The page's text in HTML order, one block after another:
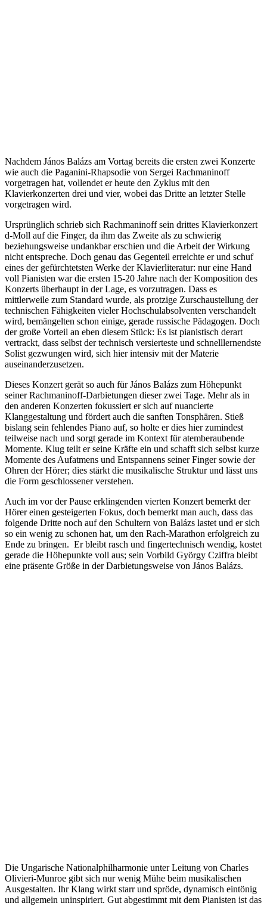
Nachdem János Balázs am Vortag bereits die ersten zwei Konzerte
wie auch die Paganini-Rhapsodie von Sergei Rachmaninoff
vorgetragen hat, vollendet er heute den Zyklus mit den
Klavierkonzerten drei und vier, wobei das Dritte an letzter Stelle
vorgetragen wird.
Ursprünglich schrieb sich Rachmaninoff sein drittes Klavierkonzert
d-Moll auf die Finger, da ihm das Zweite als zu schwierig
beziehungsweise undankbar erschien und die Arbeit der Wirkung
nicht entspreche. Doch genau das Gegenteil erreichte er und schuf
eines der gefürchtetsten Werke der Klavierliteratur: nur eine Hand
voll Pianisten war die ersten 15-20 Jahre nach der Komposition des
Konzerts überhaupt in der Lage, es vorzutragen. Dass es
mittlerweile zum Standard wurde, als protzige Zurschaustellung der
technischen Fähigkeiten vieler Hochschulabsolventen verschandelt
wird, bemängelten schon einige, gerade russische Pädagogen. Doch
der große Vorteil an eben diesem Stück: Es ist pianistisch derart
vertrackt, dass selbst der technisch versierteste und schnelllernendste
Solist gezwungen wird, sich hier intensiv mit der Materie
auseinanderzusetzen.
Dieses Konzert gerät so auch für János Balázs zum Höhepunkt
seiner Rachmaninoff-Darbietungen dieser zwei Tage. Mehr als in
den anderen Konzerten fokussiert er sich auf nuancierte
Klanggestaltung und fördert auch die sanften Tonsphären. Stieß
bislang sein fehlendes Piano auf, so holte er dies hier zumindest
teilweise nach und sorgt gerade im Kontext für atemberaubende
Momente. Klug teilt er seine Kräfte ein und schafft sich selbst kurze
Momente des Aufatmens und Entspannens seiner Finger sowie der
Ohren der Hörer; dies stärkt die musikalische Struktur und lässt uns
die Form geschlossener verstehen.
Auch im vor der Pause erklingenden vierten Konzert bemerkt der
Hörer einen gesteigerten Fokus, doch bemerkt man auch, dass das
folgende Dritte noch auf den Schultern von Balázs lastet und er sich
so ein wenig zu schonen hat, um den Rach-Marathon erfolgreich zu
Ende zu bringen. Er bleibt rasch und fingertechnisch wendig, kostet
gerade die Höhepunkte voll aus; sein Vorbild György Cziffra bleibt
eine präsente Größe in der Darbietungsweise von János Balázs.
Die Ungarische Nationalphilharmonie unter Leitung von Charles
Olivieri-Munroe gibt sich nur wenig Mühe beim musikalischen
Ausgestalten. Ihr Klang wirkt starr und spröde, dynamisch eintönig
und allgemein uninspiriert. Gut abgestimmt mit dem Pianisten ist das